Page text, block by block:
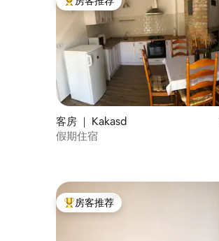
热门「房客推荐」
客房 ｜ Kakasd
假期住宿
热门「房客推荐」
房客推荐